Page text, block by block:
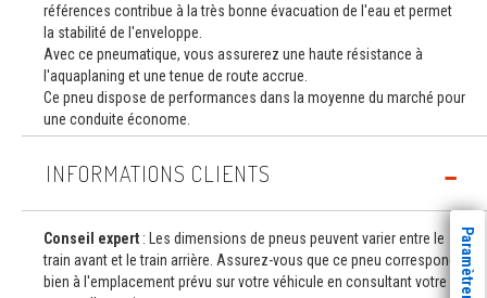
références contribue à la très bonne évacuation de l'eau et permet
la stabilité de l'enveloppe.
Avec ce pneumatique, vous assurerez une haute résistance à
l'aquaplaning et une tenue de route accrue.
Ce pneu dispose de performances dans la moyenne du marché pour
une conduite économe.
INFORMATIONS CLIENTS
Conseil expert : Les dimensions de pneus peuvent varier entre le
train avant et le train arrière. Assurez-vous que ce pneu correspond
bien à l'emplacement prévu sur votre véhicule en consultant votre